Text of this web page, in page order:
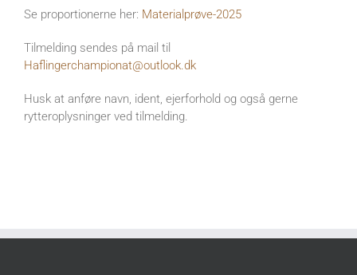
Se proportionerne her: Materialprøve-2025
Tilmelding sendes på mail til
Haflingerchampionat@outlook.dk
Husk at anføre navn, ident, ejerforhold og også gerne
rytteroplysninger ved tilmelding.